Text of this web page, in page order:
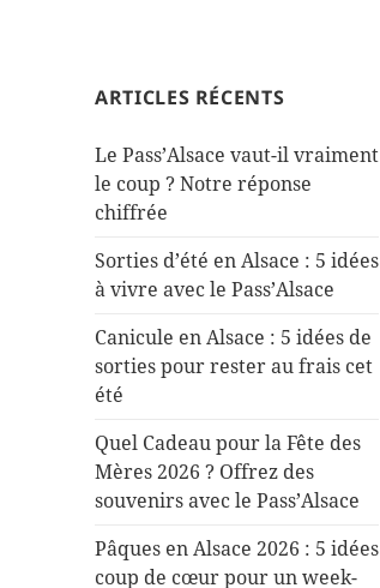
ARTICLES RÉCENTS
Le Pass’Alsace vaut-il vraiment
le coup ? Notre réponse
chiffrée
Sorties d’été en Alsace : 5 idées
à vivre avec le Pass’Alsace
Canicule en Alsace : 5 idées de
sorties pour rester au frais cet
été
Quel Cadeau pour la Fête des
Mères 2026 ? Offrez des
souvenirs avec le Pass’Alsace
Pâques en Alsace 2026 : 5 idées
coup de cœur pour un week-